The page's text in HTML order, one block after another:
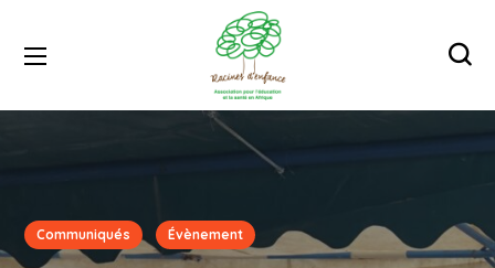
Communiqués Évènement